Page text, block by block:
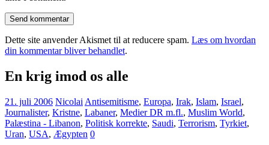
Dette site anvender Akismet til at reducere spam. Læs om hvordan
din kommentar bliver behandlet.
En krig imod os alle
21. juli 2006 Nicolai Antisemitisme, Europa, Irak, Islam, Israel,
Journalister, Kristne, Labaner, Medier DR m.fl., Muslim World,
Palæstina - Libanon, Politisk korrekte, Saudi, Terrorism, Tyrkiet,
Uran, USA, Ægypten 0